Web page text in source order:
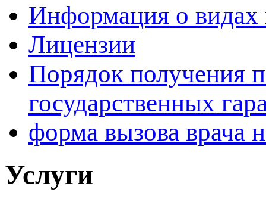
Информация о
Лицензии
Порядок получения
государственных
форма вызова врача
Услуги